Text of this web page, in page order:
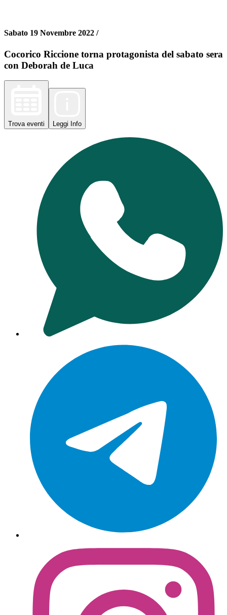
Sabato 19 Novembre 2022 /
Cocorico Riccione torna protagonista del sabato sera
con Deborah de Luca
Trova eventi Leggi Info